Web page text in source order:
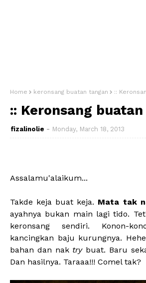
Home keronsang buatan tangan ::
:: Keronsang
fizalinolie Monday, March 18, 2013
Assalamu'alaikum...
Takde keja buat keja. Mata tak
ayahnya bukan main lagi tido.
keronsang sendiri. Konon-
kancingkan baju kurungnya.
bahan dan nak trybuat. Baru
Dan hasilnya. Taraaa!!! Comel tak?